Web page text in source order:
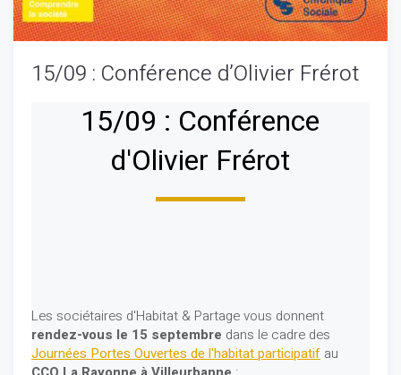
15/09 : Conférence d’Olivier Frérot
15/09 : Conférence
d'Olivier Frérot
Les sociétaires d'Habitat & Partage vous donnent
rendez-vous le 15 septembre dans le cadre des
Journées Portes Ouvertes de l'habitat participatif au